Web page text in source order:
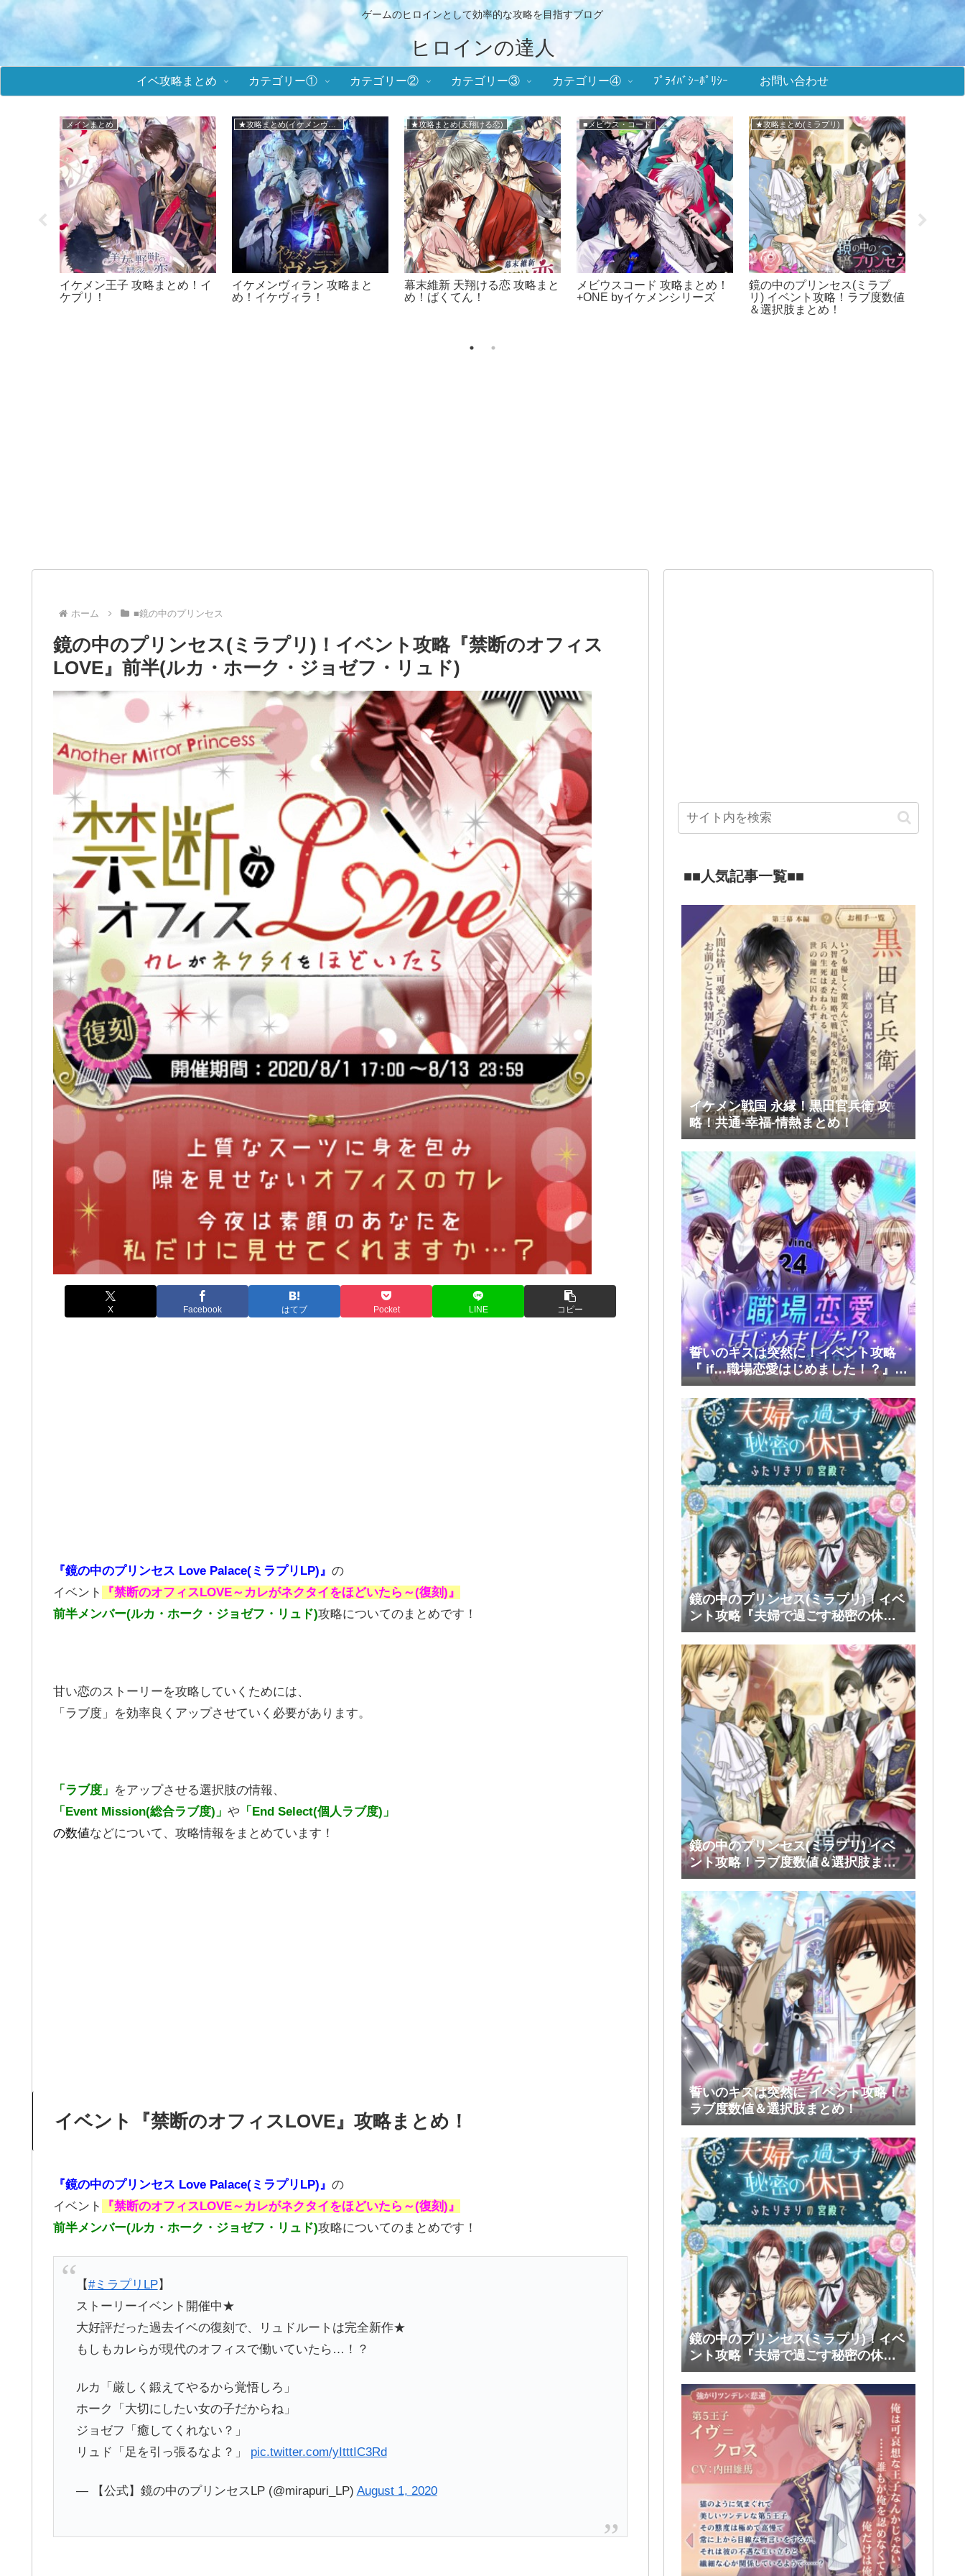
ゲームのヒロインとして効率的な攻略を目指すブログ
ヒロインの達人
イベ攻略まとめ カテゴリー① カテゴリー② カテゴリー③ カテゴリー④ ﾌﾟﾗｲﾊﾞｼｰﾎﾟﾘｼｰ お問い合わせ
■メビウス・コード
メビウスコード 攻略まとめ！
+ONE byイケメンシリーズ
★攻略まとめ(ミラプリ)
鏡の中のプリンセス(ミラプ
リ) イベント攻略！ラブ度数値
メインまとめ
鏡の中のプリンセス (ミラプ
リ) 攻略まとめ！
★攻略まとめ(誓いのキス)
誓いのキスは突然に イベント
攻略！ラブ度数値＆選択肢ま
★攻略まとめ(王子EK)
王子様のプロポーズEK イベ
ント攻略！ラブ度数値＆選択
肢まとめ！
ホーム ■鏡の中のプリンセス
鏡の中のプリンセス(ミラプリ)！イベント攻略『禁断のオフィス
LOVE』前半(ルカ・ホーク・ジョゼフ・リュド)
X Facebook はてブ Pocket LINE コピー
『鏡の中のプリンセス Love Palace(ミラプリLP)』 の
イベント
『禁断のオフィスLOVE～カレがネクタイをほどいたら～(復刻)』
前半メンバー(ルカ・ホーク・ジョゼフ・リュド)攻略についてのまとめです！
甘い恋のストーリーを攻略していくためには、
「ラブ度」を効率良くアップさせていく必要があります。
「ラブ度」 をアップさせる選択肢の情報、
「Event Mission(総合ラブ度)」 や 「End Select(個人ラブ度)」
の数値などについて、攻略情報をまとめています！
イベント『禁断のオフィスLOVE』攻略まとめ！
『鏡の中のプリンセス Love Palace(ミラプリLP)』 の
イベント
『禁断のオフィスLOVE～カレがネクタイをほどいたら～(復刻)』
前半メンバー(ルカ・ホーク・ジョゼフ・リュド)攻略についてのまとめです！
【#ミラプリLP】
ストーリーイベント開催中★
大好評だった過去イベの復刻で、リュドルートは完全新作★
もしもカレらが現代のオフィスで働いていたら…！？
ルカ「厳しく鍛えてやるから覚悟しろ」
ホーク「大切にしたい女の子だからね」
ジョゼフ「癒してくれない？」
リュド「足を引っ張るなよ？」 pic.twitter.com/yItttIC3Rd
— 【公式】鏡の中のプリンセスLP (@mirapuri_LP) August 1, 2020
■■人気記事一覧■■
イケメン戦国 永縁！黒田官兵衛 攻
略！共通-幸福-情熱まとめ！
誓いのキスは突然に！イベント攻略
『 if…職場恋愛はじめました！？』前
半(大和・レン・環・蒼太)
鏡の中のプリンセス(ミラプリ)！イベ
ント攻略『夫婦で過ごす秘密の休
日』前半(シミアン・ルスラン・タカ)
鏡の中のプリンセス(ミラプリ) イベ
ント攻略！ラブ度数値＆選択肢まと
め！
誓いのキスは突然に イベント攻略！
ラブ度数値＆選択肢まとめ！
鏡の中のプリンセス(ミラプリ)！イベ
ント攻略『夫婦で過ごす秘密の休
日』後半(ファリス・ヴィンセント)